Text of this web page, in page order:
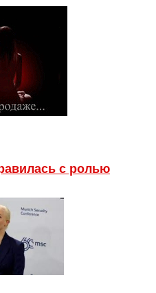
с ролью